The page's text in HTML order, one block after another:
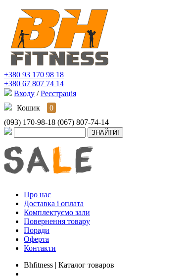
+380 93 170 98 18
+380 67 807 74 14
Входу / Реєстрація
Кошик
0
(093) 170-98-18 (067) 807-74-14
Про нас
Доставка і оплата
Комплектуємо зали
Повернення товару
Поради
Оферта
Контакти
Bhfitness | Каталог товаров